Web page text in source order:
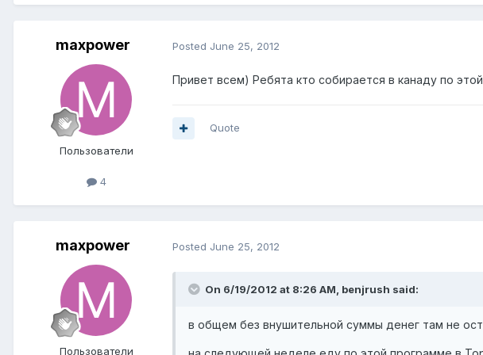
maxpower
Пользователи
4
Posted June 25, 2012
Привет всем) Ребята кто собирается в канаду по
Quote
maxpower
Пользователи
Posted June 25, 2012
On 6/19/2012 at 8:26 AM, benjrush said:
в общем без внушительной суммы денег там не